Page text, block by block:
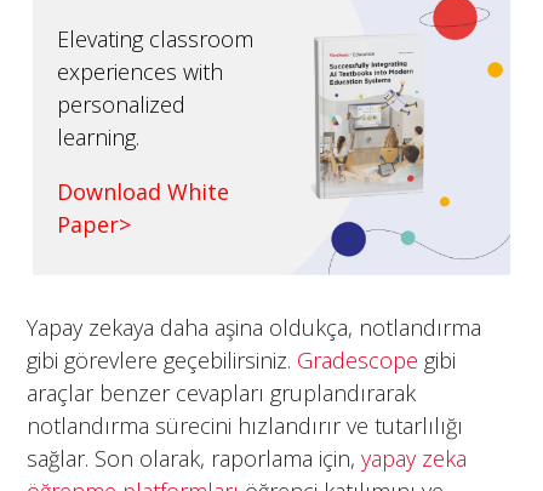
Elevating classroom
experiences with
personalized
learning.
Download White
Paper>
Yapay zekaya daha aşina oldukça, notlandırma
gibi görevlere geçebilirsiniz. Gradescope gibi
araçlar benzer cevapları gruplandırarak
notlandırma sürecini hızlandırır ve tutarlılığı
sağlar. Son olarak, raporlama için,yapay zeka